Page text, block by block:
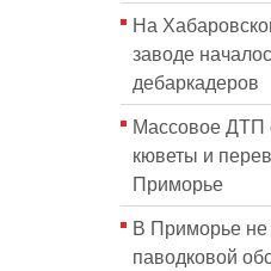
На
заводе
дебаркадеров
Массовое ДТП
кюветы и
Приморье
В Приморье
паводковой